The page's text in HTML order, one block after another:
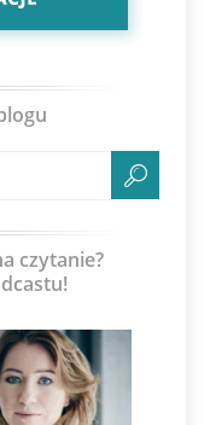
czytanie?